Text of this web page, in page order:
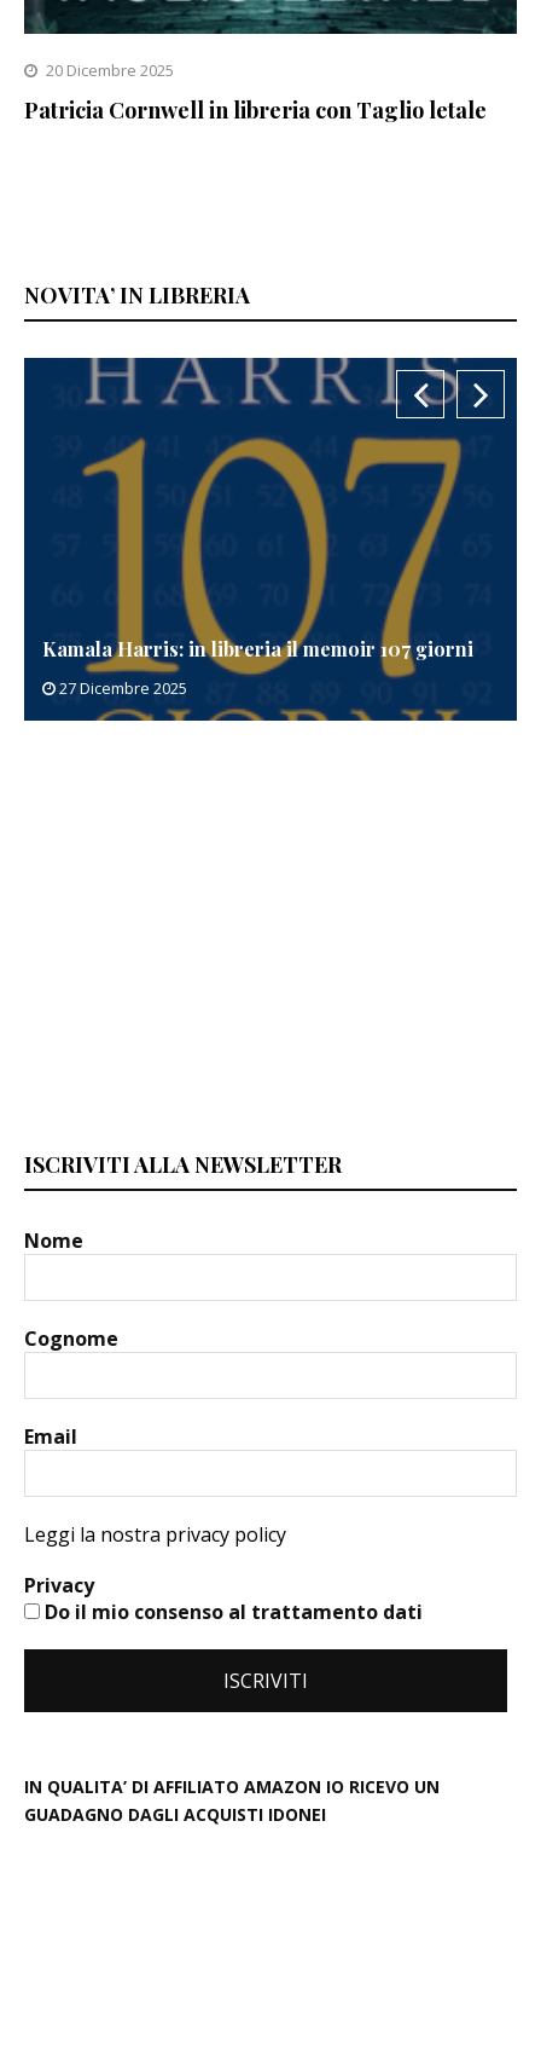
20 Dicembre 2025
Patricia Cornwell in libreria con Taglio letale
NOVITA’ IN LIBRERIA
Kamala Harris: in libreria il memoir 107 giorni
27 Dicembre 2025
ISCRIVITI ALLA NEWSLETTER
Nome
Cognome
Email
Leggi la nostra privacy policy
Privacy
Do il mio consenso al trattamento dati
IN QUALITA’ DI AFFILIATO AMAZON IO RICEVO UN
GUADAGNO DAGLI ACQUISTI IDONEI